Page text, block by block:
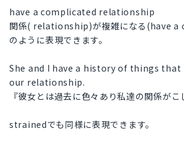
have a complicated relationship
関係( relationship)が複雑になる(have a
のように表現できます。
She and I have a history of things
our relationship.
『彼女とは過去に色々あり私達の関係がこ
strainedでも同様に表現できます。